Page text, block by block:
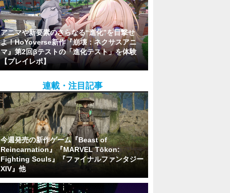
アニマや新要素のさらなる“進化”を目撃せ
よ！HoYoverse新作『崩壊：ネクサスアニ
マ』第2回βテストの「進化テスト」を体験
【プレイレポ】
連載・注目記事
今週発売の新作ゲーム『Beast of
Reincarnation』『MARVEL Tōkon:
Fighting Souls』『ファイナルファンタジー
XIV』他